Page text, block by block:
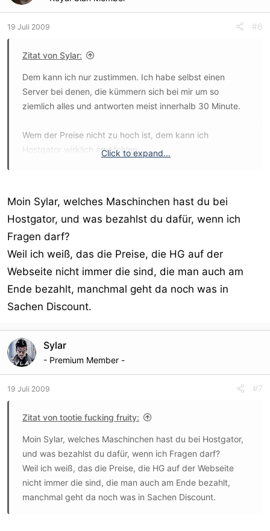
19 Juli 2009 #6
Zitat von Sylar:
Dem kann ich nur zustimmen. Ich habe selbst einen
Server bei denen, die kümmern sich bei mir um so
ziemlich alles und antworten meist innerhalb 30 Minute.
Wem der Preise nicht zu hoch ist, dem kann ich
Hostgator wirklich empfehlen.
Gruß Sylar
Click to expand...
Moin Sylar, welches Maschinchen hast du bei
Hostgator, und was bezahlst du dafür, wenn ich
Fragen darf?
Weil ich weiß, das die Preise, die HG auf der
Webseite nicht immer die sind, die man auch am
Ende bezahlt, manchmal geht da noch was in
Sachen Discount.
Sylar
- Premium Member -
19 Juli 2009 #7
Zitat von tootie fucking fruity:
Moin Sylar, welches Maschinchen hast du bei Hostgator,
und was bezahlst du dafür, wenn ich Fragen darf?
Weil ich weiß, das die Preise, die HG auf der Webseite
nicht immer die sind, die man auch am Ende bezahlt,
manchmal geht da noch was in Sachen Discount.